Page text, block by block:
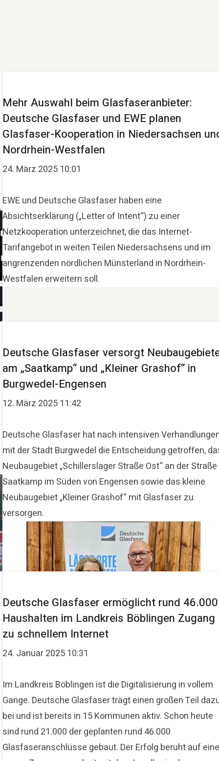
Mehr Auswahl beim Glasfaseranbieter:
Deutsche Glasfaser und EWE planen
Glasfaser-Kooperation in Niedersachsen
Nordrhein-Westfalen
24. März 2025 10:01
EWE und Deutsche Glasfaser haben eine
Absichtserklärung („Letter of Intent“) zu einer
Netzkooperation unterzeichnet, die das Internet-
Tarifangebot in weiten Teilen Niedersachsens und im
angrenzenden nördlichen Münsterland in Nordrhein-
Westfalen erweitern soll.
Deutsche Glasfaser versorgt
am „Saatkamp“ und „Kleiner Grashof“ in
Burgwedel-Engensen
12. März 2025 11:42
Deutsche Glasfaser hat nach intensiven
mit der Stadt Burgwedel die Entscheidung getroffen,
Neubaugebiet „Schillerslager Straße Ost“ an der Straße
Saatkamp im Süden von Engensen sowie das kleine
Neubaugebiet „Kleiner Grashof“ mit Glasfaser zu
versorgen.
Deutsche Glasfaser ermöglicht rund 46.000
Haushalten im Landkreis Böblingen Zugang
zu schnellem Internet
24. Januar 2025 10:31
Im Landkreis Böblingen ist die Digitalisierung in vollem
Gange. Deutsche Glasfaser trägt einen großen Teil
bei und ist bereits in 15 Kommunen aktiv. Schon heute
sind rund 21.000 der geplanten rund 46.000
Glasfaseranschlüsse gebaut. Der Erfolg beruht auf